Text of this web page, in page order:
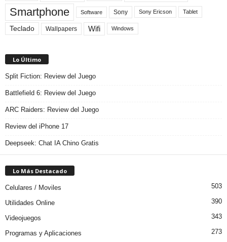
Smartphone Software Sony Sony Ericson Tablet
Teclado Wallpapers Wifi Windows
Lo Último
Split Fiction: Review del Juego
Battlefield 6: Review del Juego
ARC Raiders: Review del Juego
Review del iPhone 17
Deepseek: Chat IA Chino Gratis
Lo Más Destacado
Celulares / Moviles 503
Utilidades Online 390
Videojuegos 343
Programas y Aplicaciones 273